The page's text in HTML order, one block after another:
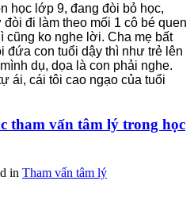
học lớp 9, đang đòi bỏ học,
đi làm theo mối 1 cô bé quen
cũng ko nghe lời. Cha mẹ bất
đứa con tuổi dậy thì như trẻ lên
dụ, dọa là con phải nghe.
ái, cái tôi cao ngạo của tuổi
tham vấn tâm lý trong học
in Tham vấn tâm lý